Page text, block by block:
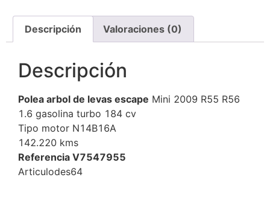
Descripción Valoraciones (0)
Descripción
Polea arbol de levas escape Mini 2009 R55 R56
1.6 gasolina turbo 184 cv
Tipo motor N14B16A
142.220 kms
Referencia V7547955
Articulodes64